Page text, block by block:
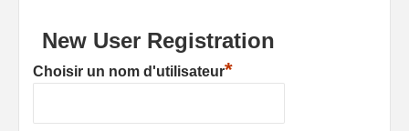
New User Registration
Choisir un nom d'utilisateur*